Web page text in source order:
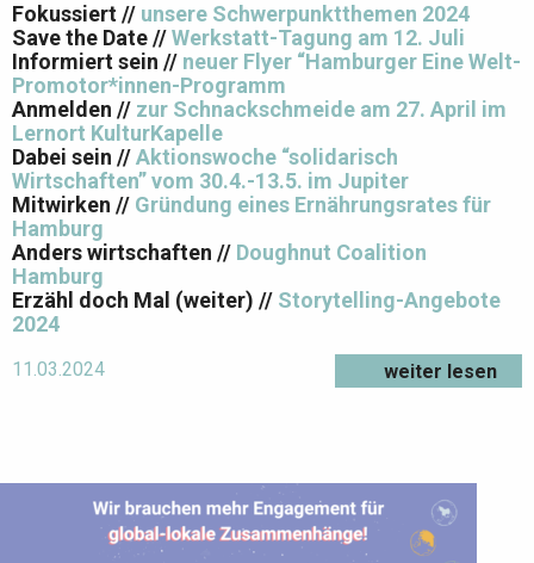
Fokussiert // unsere Schwerpunktthemen 2024
Save the Date //Werkstatt-Tagung am 12. Juli
Informiert sein // neuer Flyer “Hamburger Eine Welt-
Promotor*innen-Programm
Anmelden // zur Schnackschmeide am 27. April im
Lernort KulturKapelle
Dabei sein //Aktionswoche “solidarisch
Wirtschaften” vom 30.4.-13.5. im Jupiter
Mitwirken // Gründung eines Ernährungsrates für
Hamburg
Anders wirtschaften // Doughnut Coalition
Hamburg
Erzähl doch Mal (weiter) // Storytelling-Angebote
2024
11.03.2024 weiter lesen